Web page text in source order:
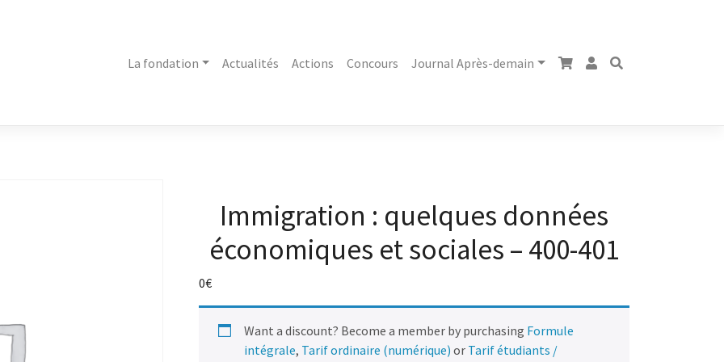
La fondation Actualités Actions Concours Journal Après-demain
Immigration : quelques données
économiques et sociales – 400-401
0€
Want a discount? Become a member by purchasing Formule
intégrale, Tarif ordinaire (numérique) or Tarif étudiants /